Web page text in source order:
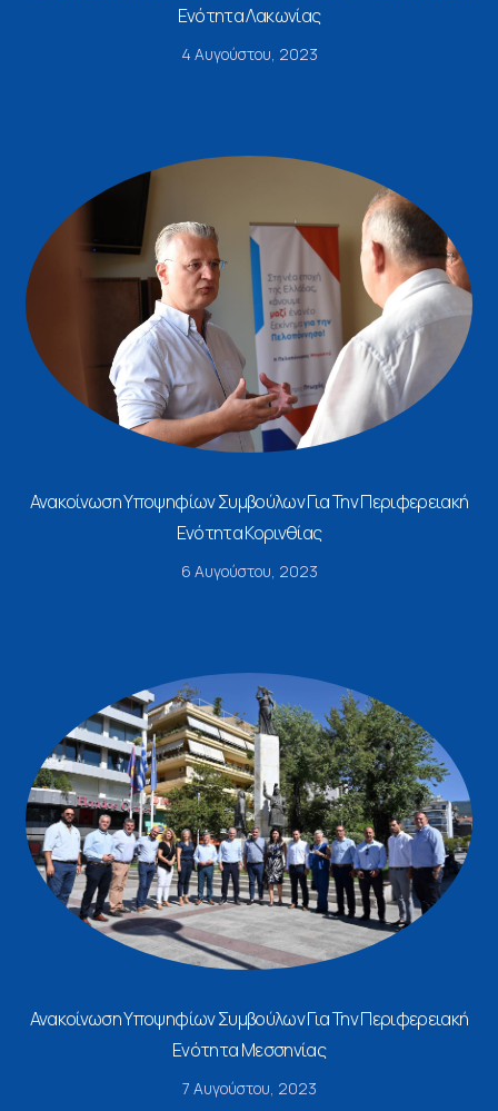
Ενότητα Λακωνίας
4 Αυγούστου, 2023
Ανακοίνωση Υποψηφίων Συμβούλων Για Την Περιφερειακή
Ενότητα Κορινθίας
6 Αυγούστου, 2023
Ανακοίνωση Υποψηφίων Συμβούλων Για Την Περιφερειακή
Ενότητα Μεσσηνίας
7 Αυγούστου, 2023